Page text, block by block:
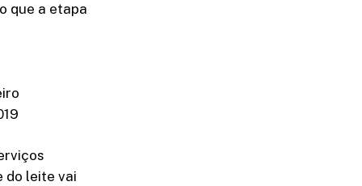
que a etapa
do leite vai